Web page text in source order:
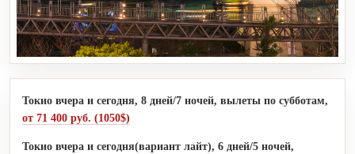
Токио вчера и сегодня, 8 дней/7 ночей, вылеты по субботам,
от 71 400 руб. (1050$)
Токио вчера и сегодня(вариант лайт), 6 дней/5 ночей,